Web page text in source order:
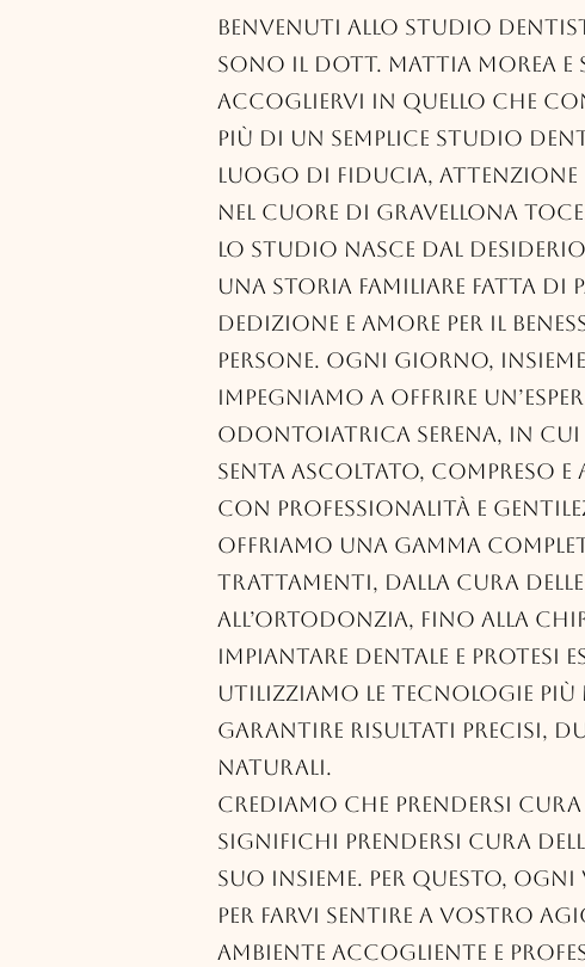
Benvenuti allo Studio
sono il dott. Mattia Morea e
accogliervi in quello che
più di un semplice studio
luogo di fiducia, attenzione
nel cuore di Gravellona
Lo studio nasce dal
una storia familiare fatta di
dedizione e amore per il
persone. Ogni giorno,
impegniamo a offrire
odontoiatrica serena, in cui
senta ascoltato, compreso e
con professionalità e
Offriamo una gamma
trattamenti, dalla cura delle
all’ortodonzia, fino alla
impiantare dentale e protesi
utilizziamo le tecnologie più
garantire risultati precisi,
naturali.
Crediamo che prendersi
significhi prendersi cura
suo insieme. Per questo, ogni
per farvi sentire a vostro
ambiente accogliente e